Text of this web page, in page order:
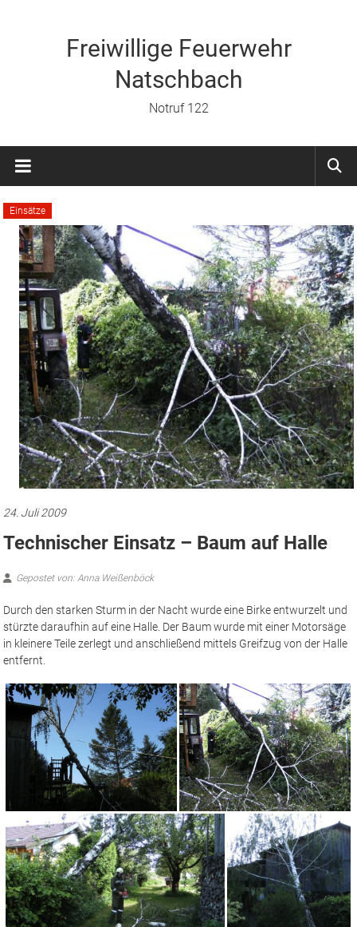
Freiwillige Feuerwehr
Natschbach
Notruf 122
Einsätze
24. Juli 2009
Technischer Einsatz – Baum auf Halle
Gepostet von: Anna Weißenböck
Durch den starken Sturm in der Nacht wurde eine Birke entwurzelt und
stürzte daraufhin auf eine Halle. Der Baum wurde mit einer Motorsäge
in kleinere Teile zerlegt und anschließend mittels Greifzug von der Halle
entfernt.